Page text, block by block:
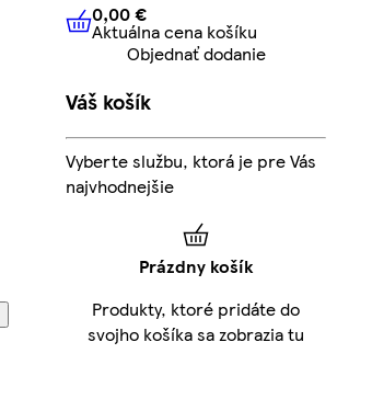
0,00 € Aktuálna cena košíku
0,00 €
Aktuálna cena košíku
Objednať dodanie
Váš košík
Vyberte službu, ktorá je pre Vás
najvhodnejšie
Prázdny košík
Produkty, ktoré pridáte do
svojho košíka sa zobrazia tu